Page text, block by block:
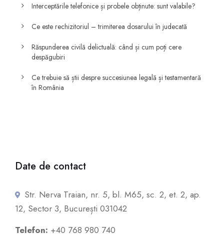
Interceptările telefonice și probele obținute: sunt valabile?
Ce este rechizitoriul – trimiterea dosarului în judecată
Răspunderea civilă delictuală: când și cum poți cere
despăgubiri
Ce trebuie să știi despre succesiunea legală și testamentară
în România
Date de contact
Str. Nerva Traian, nr. 5, bl. M65, sc. 2, et. 2, ap.
12, Sector 3, București 031042
Telefon: +40 768 980 740